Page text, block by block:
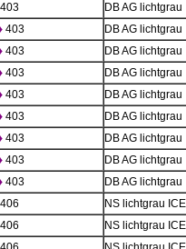
403 DB AG
403 DB AG
403 DB AG
403 DB AG
403 DB AG
403 DB AG
403 DB AG
403 DB AG
403 DB AG
406 NS lichtgrau
406 NS lichtgrau